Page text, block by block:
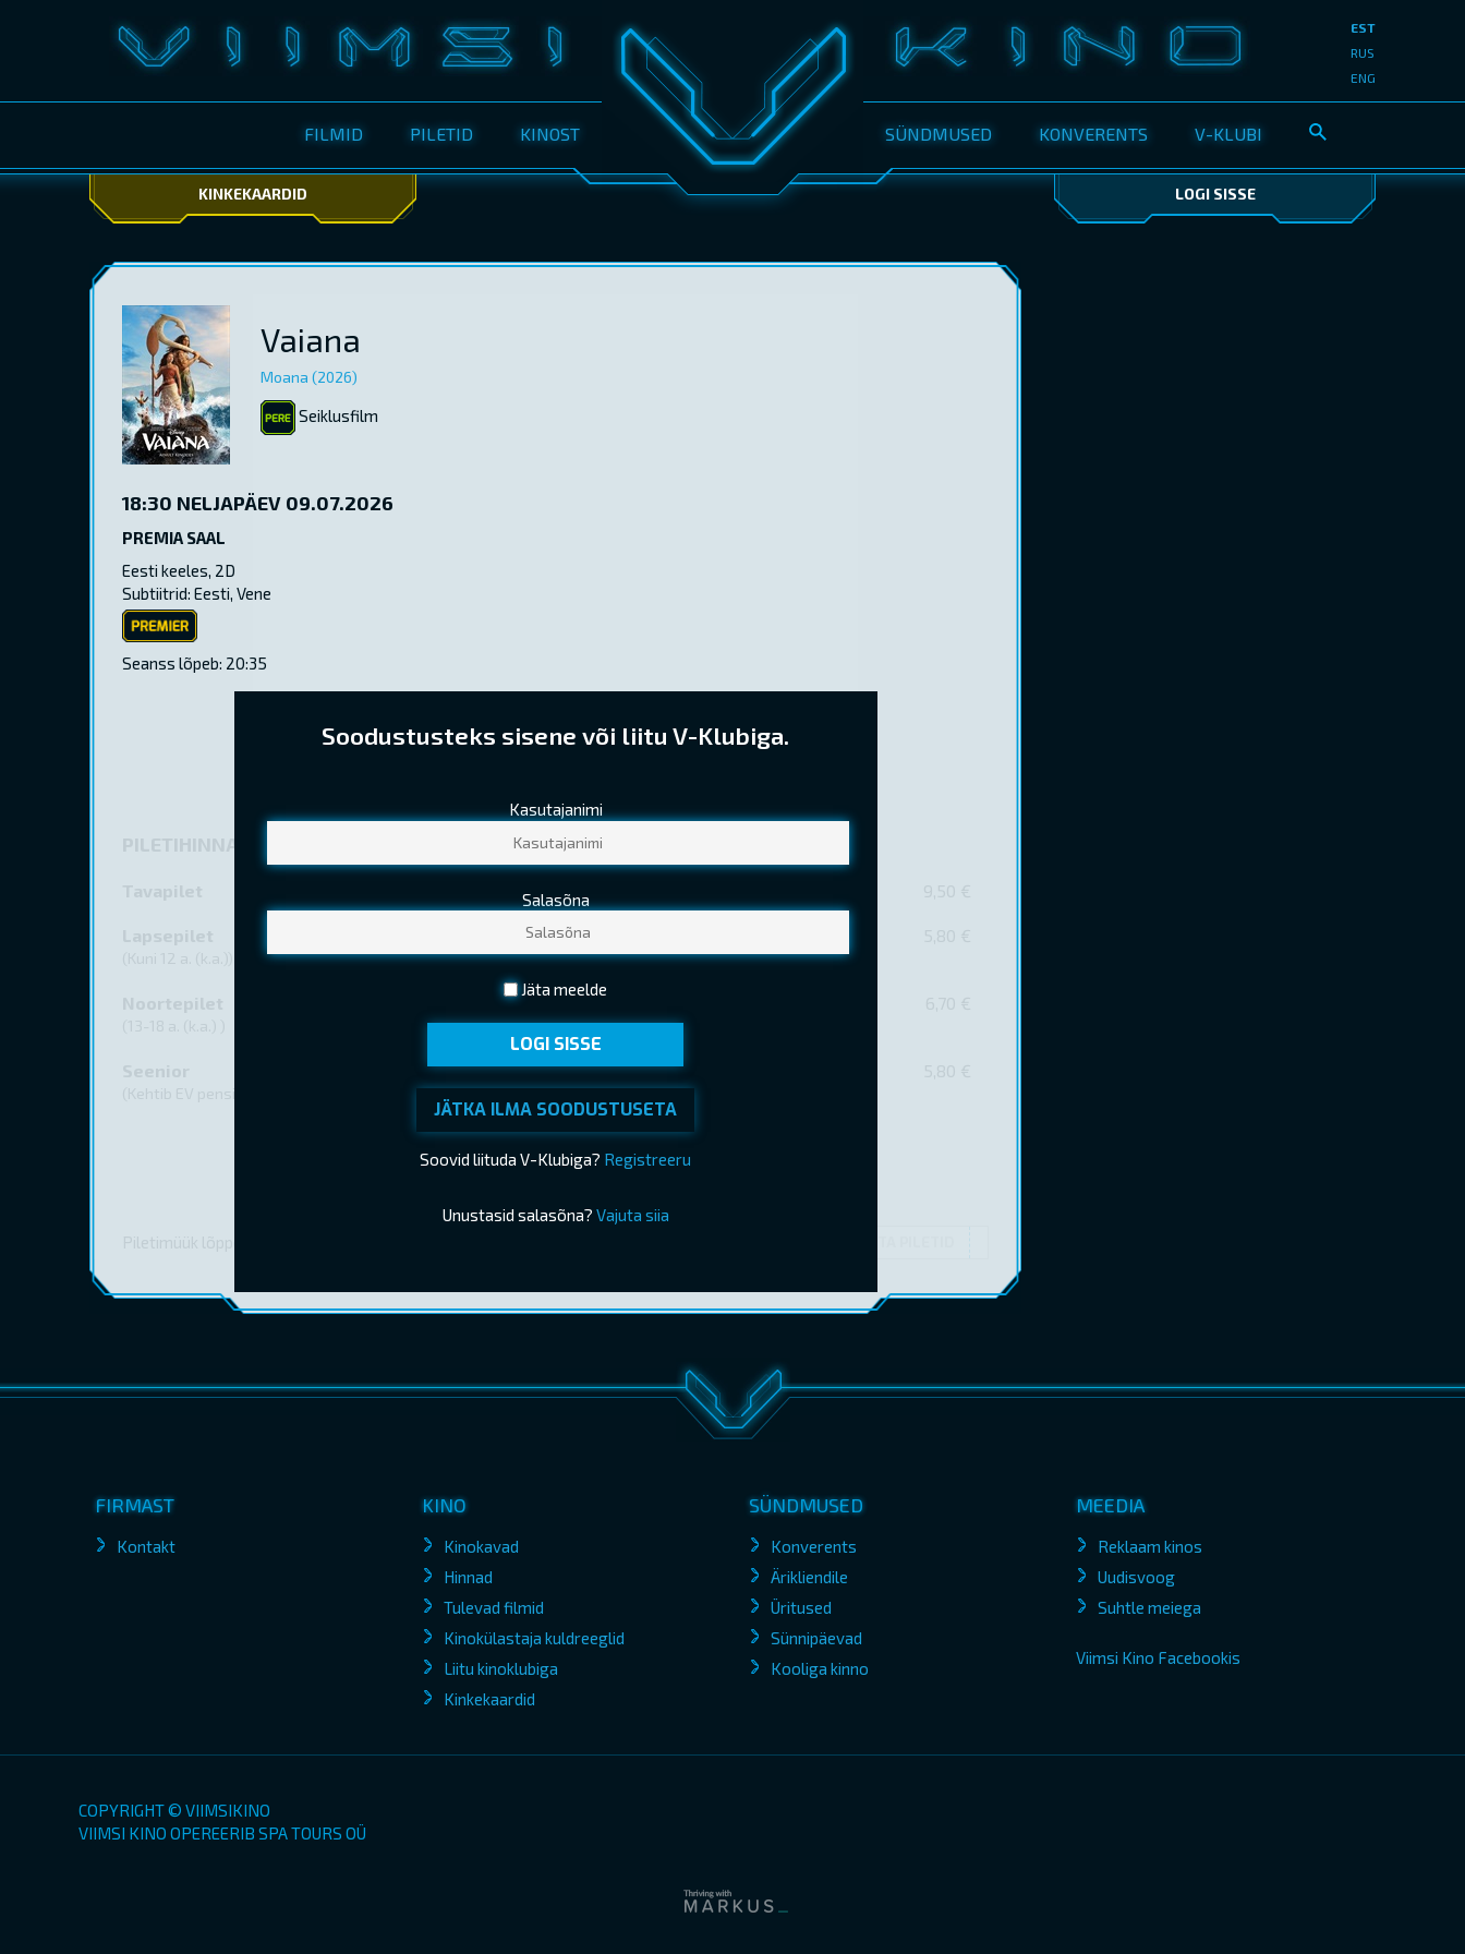
FILMID PILETID KINOST SÜNDMUSED KONVERENTS V-KLUBI
EST
RUS
ENG
KINKEKAARDID LOGI SISSE
Vaiana
Moana (2026)
Seiklusfilm
18:30 NELJAPÄEV 09.07.2026
PREMIA SAAL
Eesti keeles, 2D
Subtiitrid: Eesti, Vene
ESILINASTUS
Seanss lõpeb: 20:35
Soodustusteks sisene või liitu V-Klubiga.
Kasutajanimi
Salasõna
Jäta meelde
LOGI SISSE
JÄTKA ILMA SOODUSTUSETA
Soovid liituda V-Klubiga? Registreeru
Unustasid salasõna? Vajuta siia
(Kehtib EV pensionitunnistuse esitamisel)
FIRMAST
Kontakt
KINO
Kinokavad
Hinnad
Tulevad filmid
Kinokülastaja kuldreeglid
Liitu kinoklubiga
Kinkekaardid
SÜNDMUSED
Konverents
Ärikliendile
Üritused
Sünnipäevad
Kooliga kinno
MEEDIA
Reklaam kinos
Uudisvoog
Suhtle meiega
Viimsi Kino Facebookis
COPYRIGHT © VIIMSIKINO
VIIMSI KINO OPEREERIB SPA TOURS OÜ